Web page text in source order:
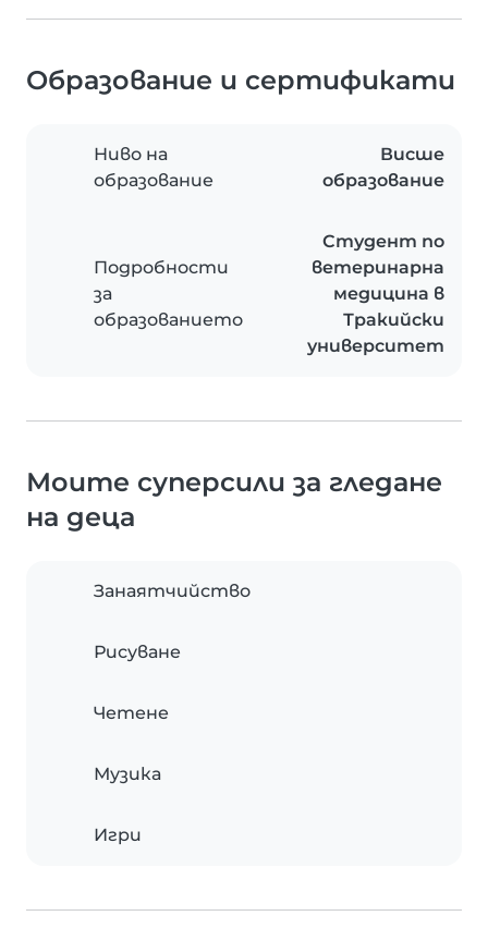
Образование и сертификати
Ниво на
образование
Висше
образование
Подробности
за
образованието
Студент по
ветеринарна
медицина в
Тракийски
университет
Моите суперсили за гледане
на деца
Занаятчийство
Рисуване
Четене
Музика
Игри